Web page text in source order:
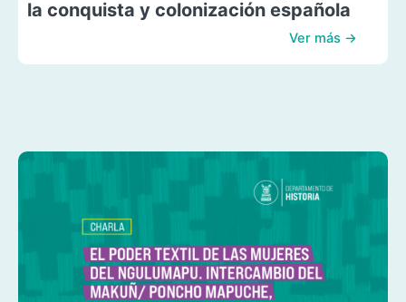
la conquista y colonización española
Ver más →